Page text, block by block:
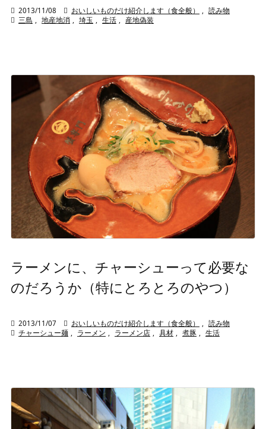
 2013/11/08  おいしいものだけ紹介します（食全般）
読み物
 三島 地産地消 埼玉 生活 産地偽装
ラーメンに、チャーシューって必要な
のだろうか（特にとろとろのやつ）
 2013/11/07  おいしいものだけ紹介します（食全般）
読み物
 チャーシュー麺 ラーメン ラーメン店 具材 煮豚 生活